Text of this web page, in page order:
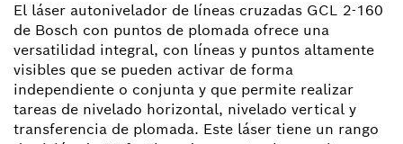
El láser autonivelador de líneas cruzadas GCL 2-160
de Bosch con puntos de plomada ofrece una
versatilidad integral, con líneas y puntos altamente
visibles que se pueden activar de forma
independiente o conjunta y que permite realizar
tareas de nivelado horizontal, nivelado vertical y
transferencia de plomada. Este láser tiene un rango